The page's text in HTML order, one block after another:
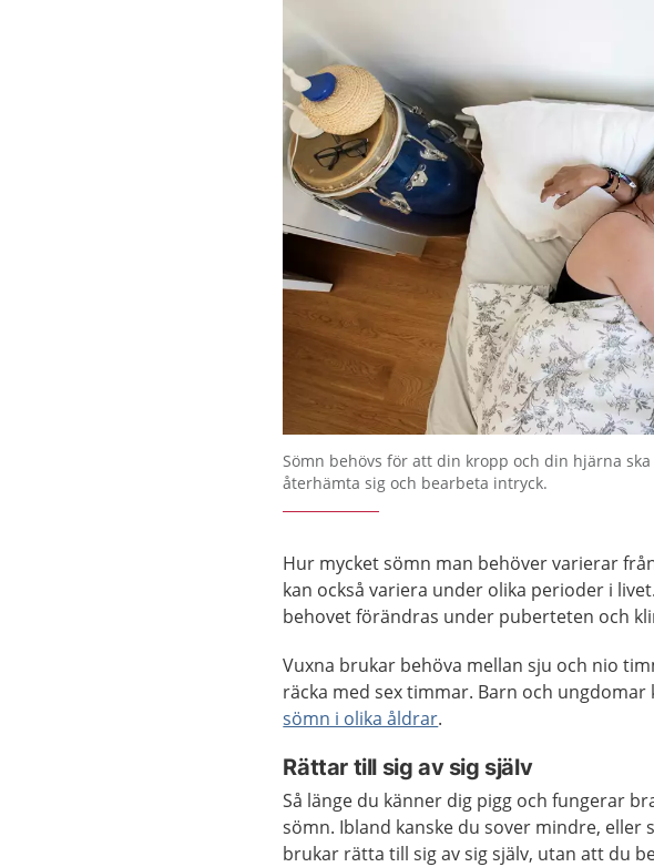
Sömn behövs för att din kropp och din hjärna ska
återhämta sig och bearbeta intryck.
Hur mycket sömn man behöver varierar
kan också variera under olika perioder i
behovet förändras under puberteten och
Vuxna brukar behöva mellan sju och nio
räcka med sex timmar. Barn och ungdomar
sömn i olika åldrar.
Rättar till sig av sig själv
Så länge du känner dig pigg och fungerar
sömn. Ibland kanske du sover mindre,
brukar rätta till sig av sig själv, utan att du